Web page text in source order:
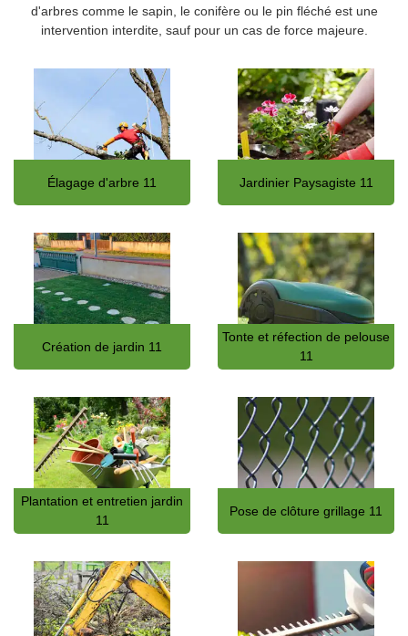
d'arbres comme le sapin, le conifère ou le pin fléché est une
intervention interdite, sauf pour un cas de force majeure.
Élagage d'arbre 11 Jardinier Paysagiste 11
Création de jardin 11
Tonte et réfection de pelouse
11
Plantation et entretien jardin
11
Pose de clôture grillage 11